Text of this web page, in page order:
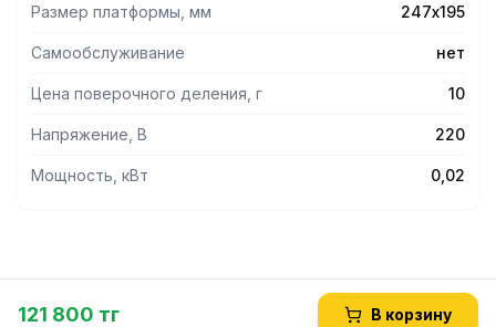
Размер платформы, мм 247х195
Самообслуживание нет
Цена поверочного деления, г 10
Напряжение, В 220
Мощность, кВт 0,02
121 800 тг В корзину